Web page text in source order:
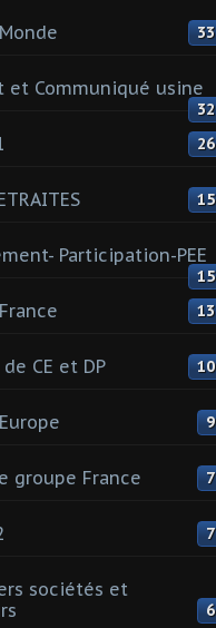
33
et Communiqué usine
32
26
15
Participation-PEE
15
13
CE et DP 10
9
groupe France 7
7
sociétés et
6